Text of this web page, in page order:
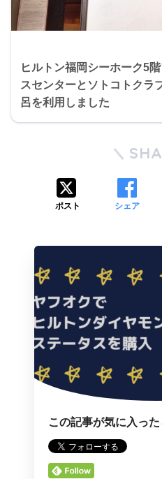
ヒルトン福岡シーホーク5
スセンターとソトコトクラ
呂を利用しました
ポスト シェア
この記事が気に入っ